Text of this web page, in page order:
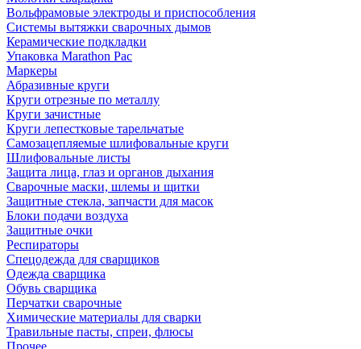
Вольфрамовые электроды и приспособления
Системы вытяжки сварочных дымов
Керамические подкладки
Упаковка Marathon Pac
Маркеры
Абразивные круги
Круги отрезные по металлу
Круги зачистные
Круги лепестковые тарельчатые
Самозацепляемые шлифовальные круги
Шлифовальные листы
Защита лица, глаз и органов дыхания
Сварочные маски, шлемы и щитки
Защитные стекла, запчасти для масок
Блоки подачи воздуха
Защитные очки
Респираторы
Спецодежда для сварщиков
Одежда сварщика
Обувь сварщика
Перчатки сварочные
Химические материалы для сварки
Травильные пасты, спреи, флюсы
Прочее